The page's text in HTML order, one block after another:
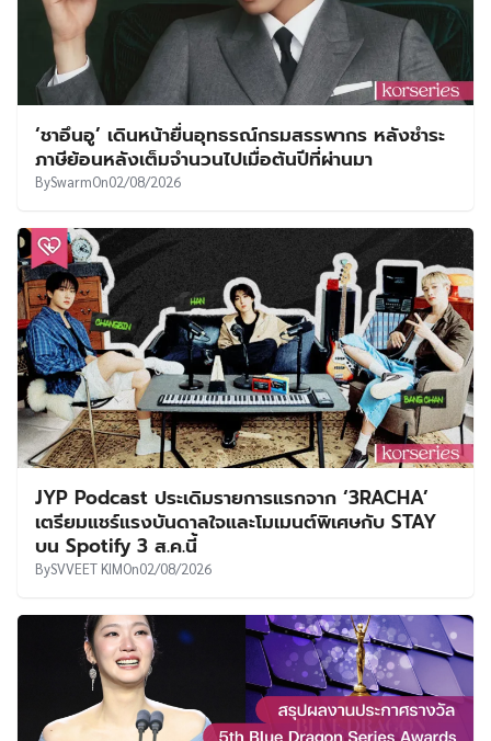
‘ชาอึนอู’ เดินหน้ายื่นอุทธรณ์กรมสรรพากร หลังชำระ
ภาษีย้อนหลังเต็มจำนวนไปเมื่อต้นปีที่ผ่านมา
BySwarmOn02/08/2026
JYP Podcast ประเดิมรายการแรกจาก ‘3RACHA’
เตรียมแชร์แรงบันดาลใจและโมเมนต์พิเศษกับ STAY
บน Spotify 3 ส.ค.นี้
BySVVEET KIMOn02/08/2026